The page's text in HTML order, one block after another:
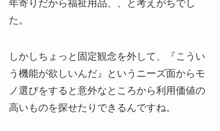
年寄りだから福祉用品、、と考えがちでし
た。
しかしちょっと固定観念を外して、『こうい
う機能が欲しいんだ』というニーズ面からモ
ノ選びをすると意外なところから利用価値の
高いものを探せたりできるんですね。